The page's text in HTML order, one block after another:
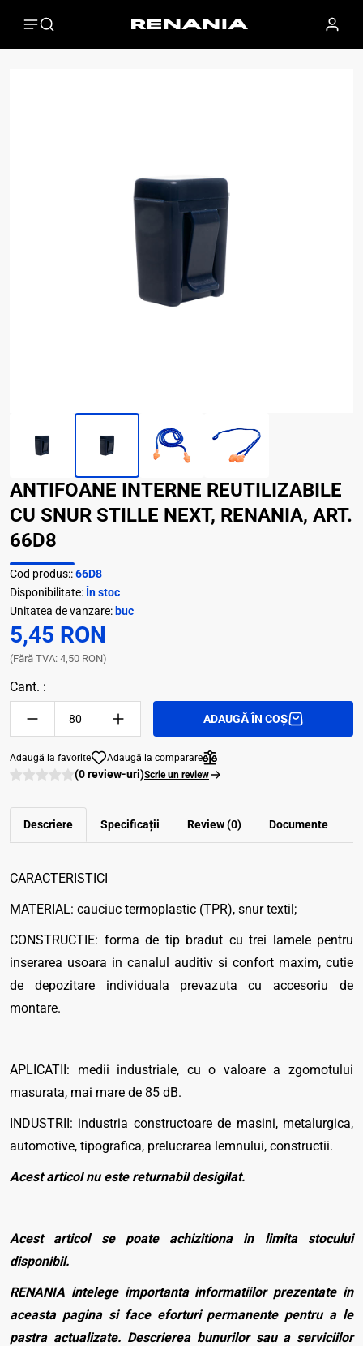
ANTIFOANE INTERNE REUTILIZABILE
CU SNUR STILLE NEXT, RENANIA, ART.
66D8
Cod produs::66D8
Disponibilitate: În stoc
Unitatea de vanzare: buc
5,45 RON
(Fără TVA: 4,50 RON)
Cant. :
ADAUGĂ ÎN COȘ
Adaugă la favorite Adaugă la comparare
(0 review-uri)Scrie un review
Descriere Specificații Review (0) Documente
CARACTERISTICI
MATERIAL: cauciuc termoplastic (TPR), snur textil;
CONSTRUCTIE: forma de tip bradut cu trei lamele pentru
inserarea usoara in canalul auditiv si confort maxim, cutie
de depozitare individuala prevazuta cu accesoriu de
montare.
APLICATII: medii industriale, cu o valoare a zgomotului
masurata, mai mare de 85 dB.
INDUSTRII: industria constructoare de masini, metalurgica,
automotive, tipografica, prelucrarea lemnului, constructii.
Acest articol nu este returnabil desigilat.
Acest articol se poate achizitiona in limita stocului
disponibil.
RENANIA intelege importanta informatiilor prezentate in
aceasta pagina si face eforturi permanente pentru a le
pastra actualizate. Descrierea bunurilor sau a serviciilor